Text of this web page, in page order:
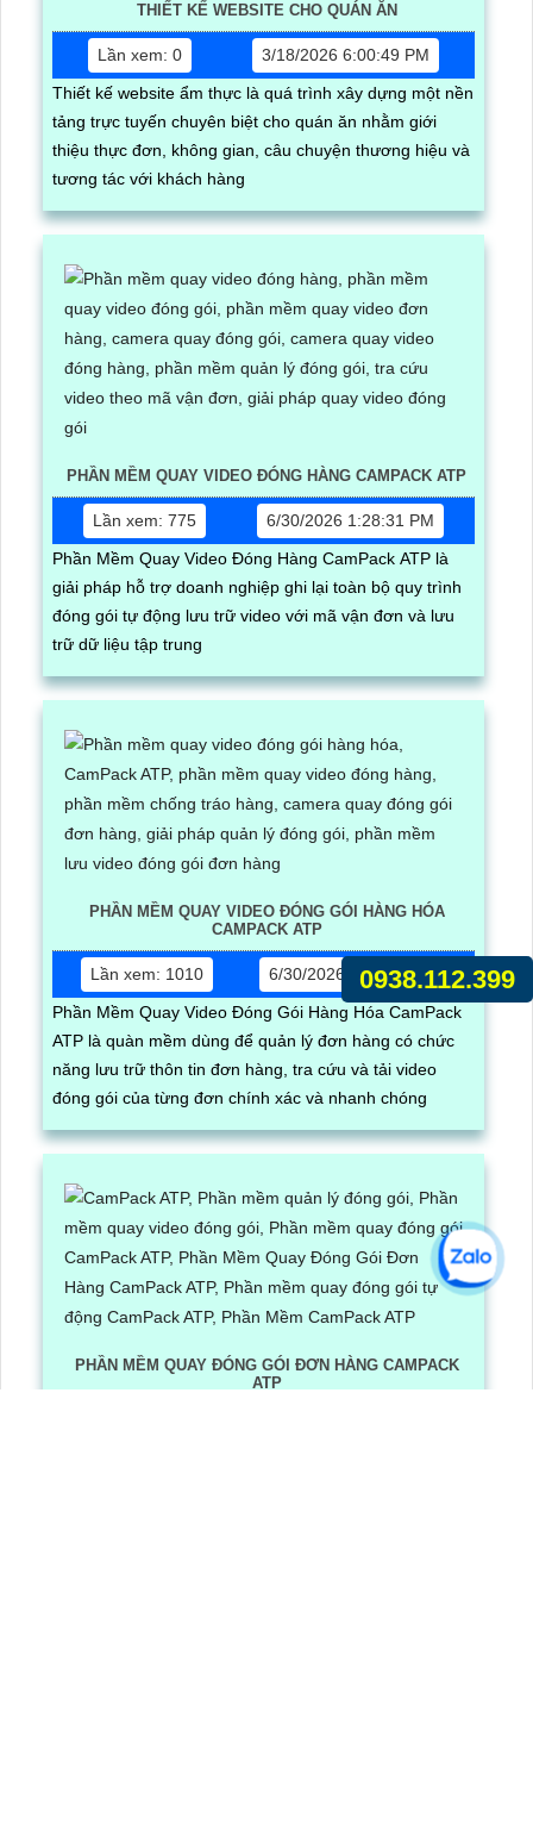
THIẾT KẾ WEBSITE CHO QUÁN ĂN
Lần xem: 0
3/18/2026 6:00:49 PM
Thiết kế website ẩm thực là quá trình xây dựng một nền
tảng trực tuyến chuyên biệt cho quán ăn nhằm giới
thiệu thực đơn, không gian, câu chuyện thương hiệu và
tương tác với khách hàng
PHẦN MỀM QUAY VIDEO ĐÓNG HÀNG CAMPACK ATP
Lần xem: 775
6/30/2026 1:28:31 PM
Phần Mềm Quay Video Đóng Hàng CamPack ATP là
giải pháp hỗ trợ doanh nghiệp ghi lại toàn bộ quy trình
đóng gói tự động lưu trữ video với mã vận đơn và lưu
trữ dữ liệu tập trung
PHẦN MỀM QUAY VIDEO ĐÓNG GÓI HÀNG HÓA
CAMPACK ATP
Lần xem: 1010
6/30/2026 5:17:03 PM
Phần Mềm Quay Video Đóng Gói Hàng Hóa CamPack
ATP là quàn mềm dùng để quản lý đơn hàng có chức
năng lưu trữ thôn tin đơn hàng, tra cứu và tải video
đóng gói của từng đơn chính xác và nhanh chóng
PHẦN MỀM QUAY ĐÓNG GÓI ĐƠN HÀNG CAMPACK
ATP
0938.112.399